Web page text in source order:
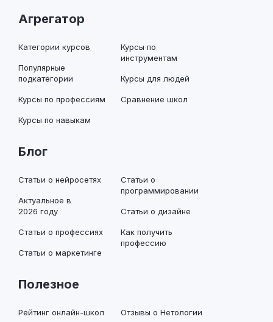
Агрегатор
Категории курсов
Популярные
подкатегории
Курсы по профессиям
Курсы по навыкам
Курсы по
инструментам
Курсы для людей
Сравнение школ
Блог
Статьи о нейросетях
Актуальное в
2026 году
Статьи о профессиях
Статьи о маркетинге
Статьи о
программировании
Статьи о дизайне
Как получить
профессию
Полезное
Рейтинг онлайн-школ Отзывы о Нетологии